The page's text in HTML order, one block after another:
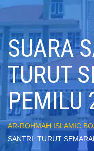
SUARA
TURUT
PEMILU
AR-ROHMAH ISLAMIC
SANTRI: TURUT